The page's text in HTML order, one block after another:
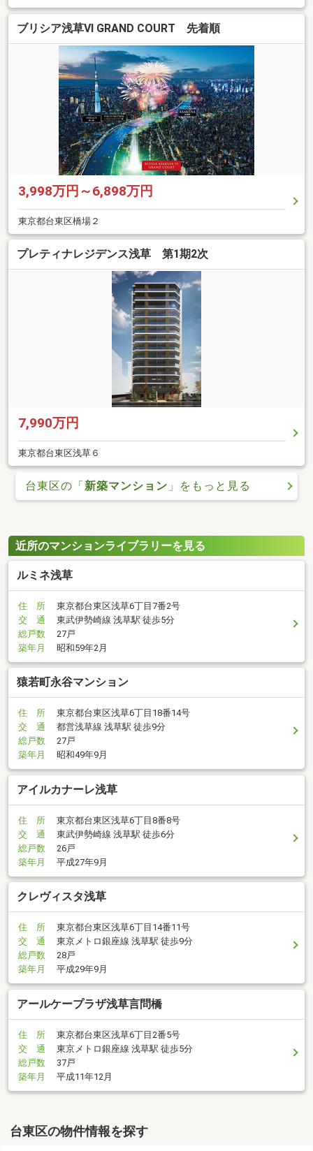
ブリシア浅草VI GRAND COURT 先着順
3,998万円～6,898万円
東京都台東区橋場２
プレティナレジデンス浅草 第1期2次
7,990万円
東京都台東区浅草６
台東区の「新築マンション 」をもっと見る
近所のマンションライブラリーを見る
ルミネ浅草
住 所
東京都台東区浅草6丁目7番2号
交 通
東武伊勢崎線 浅草駅 徒歩5分
総戸数
27戸
築年月
昭和59年2月
猿若町永谷マンション
住 所
東京都台東区浅草6丁目18番14号
交 通
都営浅草線 浅草駅 徒歩9分
総戸数
27戸
築年月
昭和49年9月
アイルカナーレ浅草
住 所
東京都台東区浅草6丁目8番8号
交 通
東武伊勢崎線 浅草駅 徒歩6分
総戸数
26戸
築年月
平成27年9月
クレヴィスタ浅草
住 所
東京都台東区浅草6丁目14番11号
交 通
東京メトロ銀座線 浅草駅 徒歩9分
総戸数
28戸
築年月
平成29年9月
アールケープラザ浅草言問橋
住 所
東京都台東区浅草6丁目2番5号
交 通
東京メトロ銀座線 浅草駅 徒歩5分
総戸数
37戸
築年月
平成11年12月
台東区の物件情報を探す